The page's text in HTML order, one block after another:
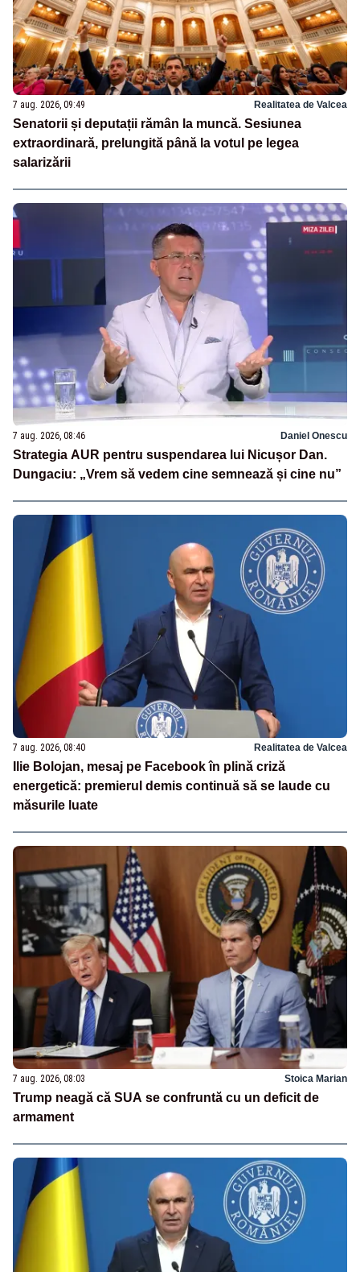
7 aug. 2026, 09:49 Realitatea de Valcea
Senatorii și deputații rămân la muncă. Sesiunea
extraordinară, prelungită până la votul pe legea
salarizării
7 aug. 2026, 08:46 Daniel Onescu
Strategia AUR pentru suspendarea lui Nicușor Dan.
Dungaciu: „Vrem să vedem cine semnează și cine nu”
7 aug. 2026, 08:40 Realitatea de Valcea
Ilie Bolojan, mesaj pe Facebook în plină criză
energetică: premierul demis continuă să se laude cu
măsurile luate
7 aug. 2026, 08:03 Stoica Marian
Trump neagă că SUA se confruntă cu un deficit de
armament